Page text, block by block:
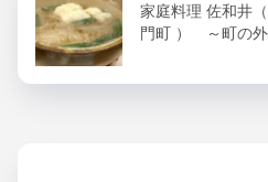
家庭料理 佐和井
門町 ） ～町の